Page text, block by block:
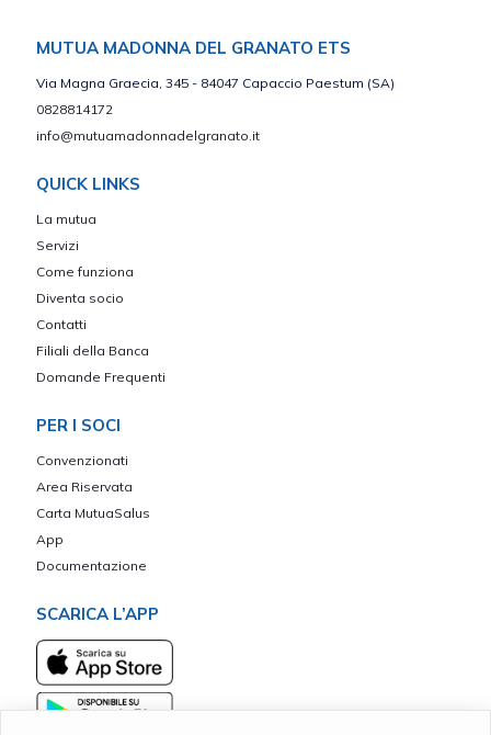
MUTUA MADONNA DEL GRANATO ETS
Via Magna Graecia, 345 - 84047 Capaccio Paestum (SA)
0828814172
info@mutuamadonnadelgranato.it
QUICK LINKS
La mutua
Servizi
Come funziona
Diventa socio
Contatti
Filiali della Banca
Domande Frequenti
PER I SOCI
Convenzionati
Area Riservata
Carta MutuaSalus
App
Documentazione
SCARICA L’APP